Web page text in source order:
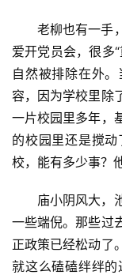
老柳也有一手
爱开党员会，很多
自然被排除在外
容，因为学校里除
一片校园里多年，
的校园里还是搅
校，能有多少事？
庙小阴风大，
一些端倪。那些过
正政策已经松动了
就这么磕磕绊绊